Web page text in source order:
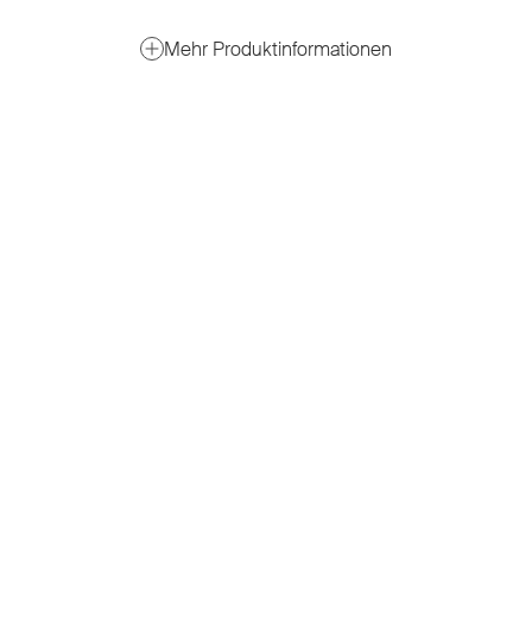
Mehr Produktinformationen